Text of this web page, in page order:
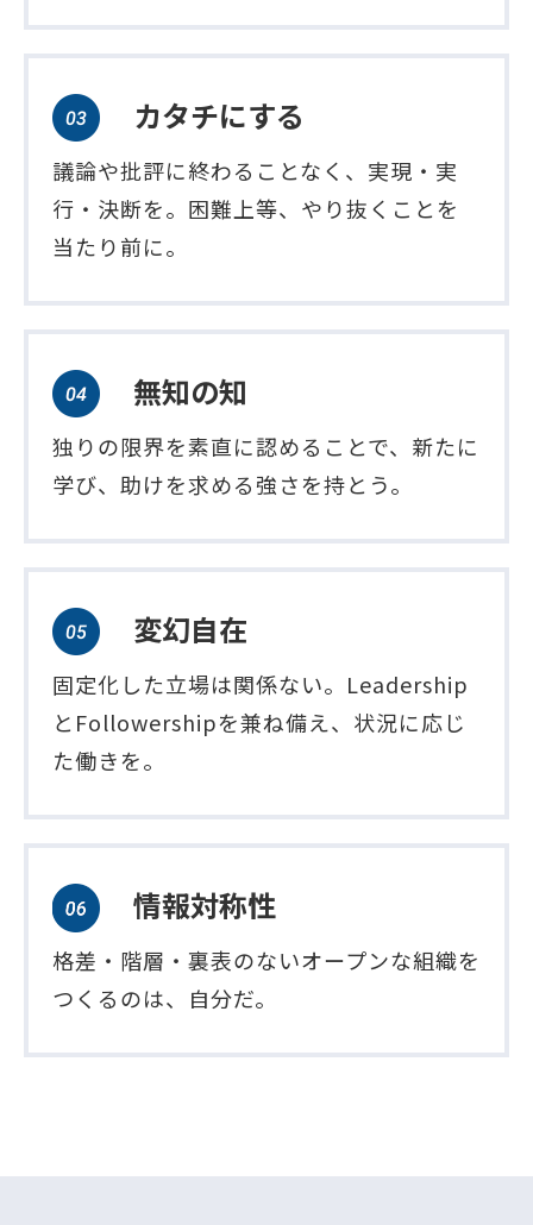
カタチにする
議論や批評に終わることなく、実現・実
行・決断を。困難上等、やり抜くことを
当たり前に。
無知の知
独りの限界を素直に認めることで、新たに
学び、助けを求める強さを持とう。
変幻自在
固定化した立場は関係ない。Leadership
とFollowershipを兼ね備え、状況に応じ
た働きを。
情報対称性
格差・階層・裏表のないオープンな組織を
つくるのは、自分だ。